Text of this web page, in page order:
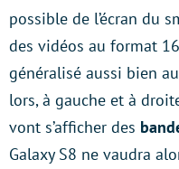
possible de l’écran du
des vidéos au format
généralisé aussi bien
lors, à gauche et à
vont s’afficher des
Galaxy S8 ne vaudra